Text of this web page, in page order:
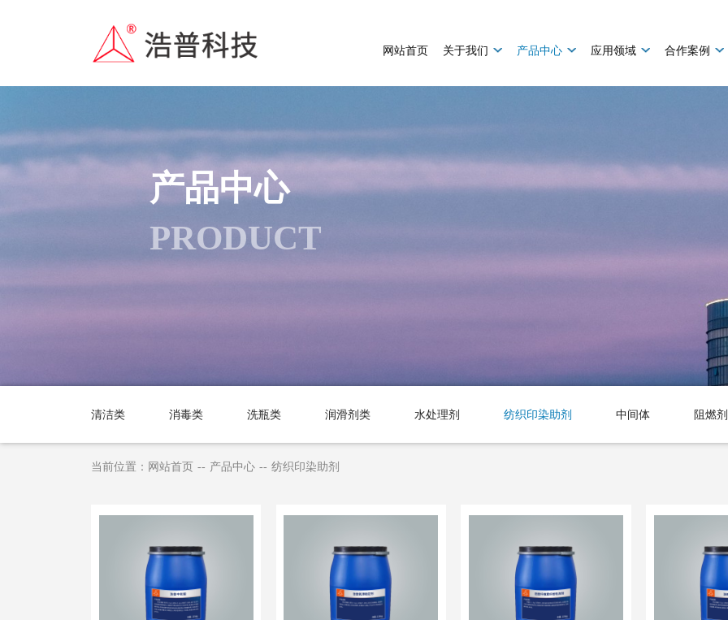
网站首页 关于我们 产品中心 应用领域 合作案例
产品中心
PRODUCT
清洁类 消毒类 洗瓶类 润滑剂类 水处理剂 纺织印染助剂 中间体 阻燃剂
当前位置： 网站首页 -- 产品中心 -- 纺织印染助剂